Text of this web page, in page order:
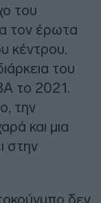
του
τον έρωτα
κέντρου.
του
το 2021.
την
και μια
στην
δεν